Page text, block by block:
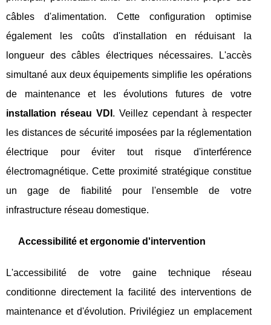
câbles d'alimentation. Cette configuration optimise
également les coûts d'installation en réduisant la
longueur des câbles électriques nécessaires. L'accès
simultané aux deux équipements simplifie les opérations
de maintenance et les évolutions futures de votre
installation réseau VDI . Veillez cependant à respecter
les distances de sécurité imposées par la réglementation
électrique pour éviter tout risque d'interférence
électromagnétique. Cette proximité stratégique constitue
un gage de fiabilité pour l'ensemble de votre
infrastructure réseau domestique.
Accessibilité et ergonomie d'intervention
L'accessibilité de votre gaine technique réseau
conditionne directement la facilité des interventions de
maintenance et d'évolution. Privilégiez un emplacement